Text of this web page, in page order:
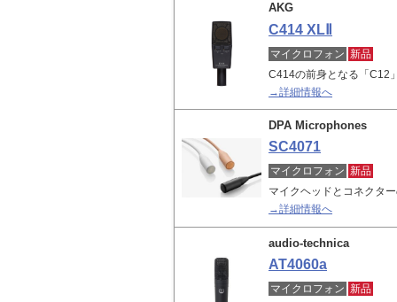
AKG
C414 XLⅡ
マイクロフォン 新品
C414の前身となる「C12
→詳細情報へ
DPA Microphones
SC4071
マイクロフォン 新品
マイクヘッドとコネクタ
→詳細情報へ
audio-technica
AT4060a
マイクロフォン 新品